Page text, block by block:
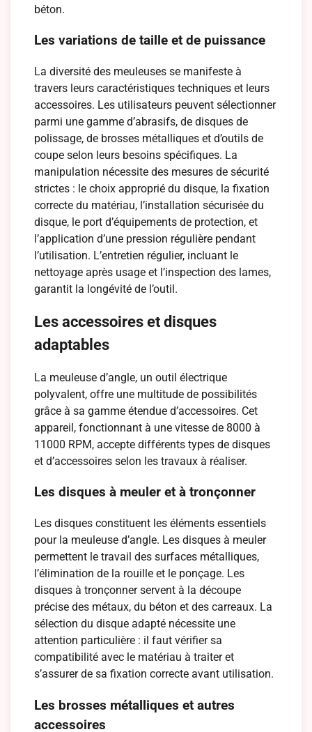
béton.
Les variations de taille et de puissance
La diversité des meuleuses se manifeste à
travers leurs caractéristiques techniques et leurs
accessoires. Les utilisateurs peuvent sélectionner
parmi une gamme d’abrasifs, de disques de
polissage, de brosses métalliques et d’outils de
coupe selon leurs besoins spécifiques. La
manipulation nécessite des mesures de sécurité
strictes : le choix approprié du disque, la fixation
correcte du matériau, l’installation sécurisée du
disque, le port d’équipements de protection, et
l’application d’une pression régulière pendant
l’utilisation. L’entretien régulier, incluant le
nettoyage après usage et l’inspection des lames,
garantit la longévité de l’outil.
Les accessoires et disques
adaptables
La meuleuse d’angle, un outil électrique
polyvalent, offre une multitude de possibilités
grâce à sa gamme étendue d’accessoires. Cet
appareil, fonctionnant à une vitesse de 8000 à
11000 RPM, accepte différents types de disques
et d’accessoires selon les travaux à réaliser.
Les disques à meuler et à tronçonner
Les disques constituent les éléments essentiels
pour la meuleuse d’angle. Les disques à meuler
permettent le travail des surfaces métalliques,
l’élimination de la rouille et le ponçage. Les
disques à tronçonner servent à la découpe
précise des métaux, du béton et des carreaux. La
sélection du disque adapté nécessite une
attention particulière : il faut vérifier sa
compatibilité avec le matériau à traiter et
s’assurer de sa fixation correcte avant utilisation.
Les brosses métalliques et autres
accessoires